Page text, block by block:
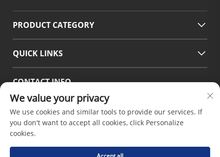
PRODUCT CATEGORY
QUICK LINKS
CONTACT INFO
Office add : Rruga No.38 Huagang, Zona Jugore e Portit
Modern Industrial Chengdu, Pixian Chengdu Sichuan Kina
Email :[email protected]
Tel :+86-18190826106
We value your privacy
We use cookies and similar tools to provide our services. If
you don't want to accept all cookies, click Personalize
cookies.